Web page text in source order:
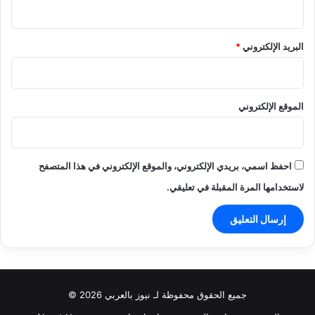
البريد الإلكتروني*
الموقع الإلكتروني
احفظ اسمي، بريدي الإلكتروني، والموقع الإلكتروني في هذا المتصفح
لاستخدامها المرة المقبلة في تعليقي.
جميع الحقوق محفوظة لـ نيوز بالعربي 2026 ©